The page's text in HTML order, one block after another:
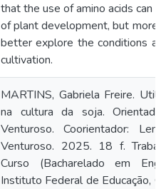
that the use of amino acids can
of plant development, but more
better explore the conditions
cultivation.
MARTINS, Gabriela Freire.
na cultura da soja.
Venturoso. Coorientador:
Venturoso. 2025. 18 f.
Curso (Bacharelado em
Instituto Federal de Educação,